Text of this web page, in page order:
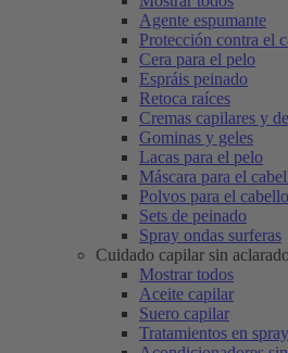
Agente espumante
Protección contra el
Cera para el pelo
Espráis peinado
Retoca raíces
Cremas capilares y
Gominas y geles
Lacas para el pelo
Máscara para el
Polvos para el cabello
Sets de peinado
Spray ondas surferas
Cuidado capilar sin
Mostrar todos
Aceite capilar
Suero capilar
Tratamientos en spray